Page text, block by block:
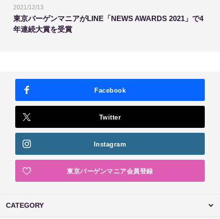
2021/12/13
東京バーゲンマニアがLINE「NEWS AWARDS 2021」で4
年連続大賞を受賞
Facebook
Twitter
Instagram
東京バーゲンマニア会員登録
CATEGORY